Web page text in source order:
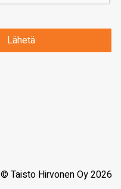
© Taisto Hirvonen Oy 2026